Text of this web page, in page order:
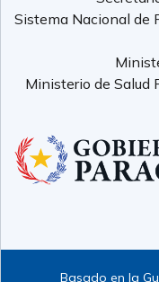
Sistema Nacional de
Ministerio de Salud
Basado en la